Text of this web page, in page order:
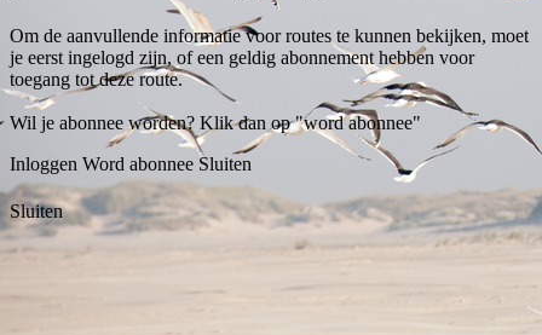
Om de aanvullende informatie voor routes te kunnen bekijken, moet
je eerst ingelogd zijn, of een geldig abonnement hebben voor
toegang tot deze route.
Wil je abonnee worden? Klik dan op "word abonnee"
Inloggen Word abonnee Sluiten
Sluiten